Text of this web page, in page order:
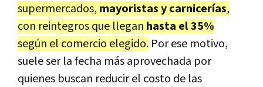
supermercados, mayoristas y carnicerías,
con reintegros que llegan hasta el 35%
según el comercio elegido. Por ese motivo,
suele ser la fecha más aprovechada por
quienes buscan reducir el costo de las